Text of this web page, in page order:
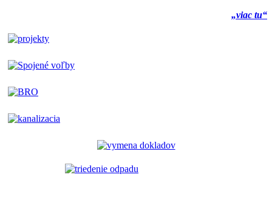
„viac tu“